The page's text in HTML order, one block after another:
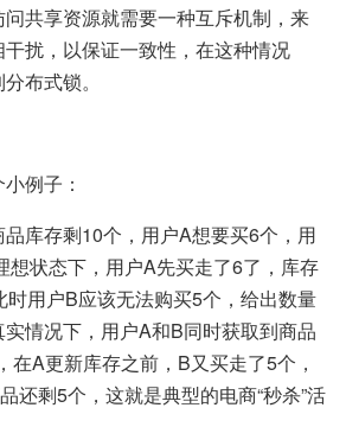
共享资源就需要一种互斥机制，来
扰，以保证一致性，在这种情况
布式锁。
例子：
库存剩10个，用户A想要买6个，用
想状态下，用户A先买走了6了，库存
用户B应该无法购买5个，给出数量
情况下，用户A和B同时获取到商品
在A更新库存之前，B又买走了5个，
还剩5个，这就是典型的电商“秒杀”活